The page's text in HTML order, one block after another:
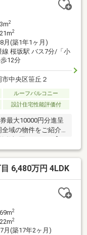
2
2
月(築1年1ヶ月)
線 桜坂駅 バス7分/「小
12分
中央区笹丘２
ルーフバルコニー
設計住宅性能評価付
最大10000円分進呈
域の物件をご紹介
数福岡ナンバー1】
数↓当社が選ばれる
量が豊富】住宅購入
も!?上手に買う方法
ローン承認率80％
がローン審査通過！
別で24時間無料アフ
6,480万円 4LDK
2
2
月(築17年2ヶ月)